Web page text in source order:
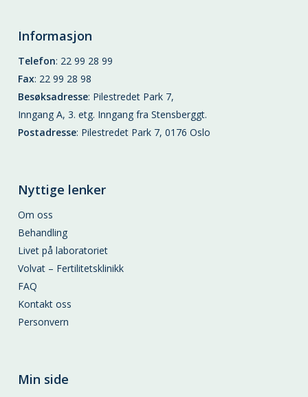
Informasjon
Telefon: 22 99 28 99
Fax: 22 99 28 98
Besøksadresse: Pilestredet Park 7,
Inngang A, 3. etg. Inngang fra Stensberggt.
Postadresse: Pilestredet Park 7, 0176 Oslo
Nyttige lenker
Om oss
Behandling
Livet på laboratoriet
Volvat – Fertilitetsklinikk
FAQ
Kontakt oss
Personvern
Min side